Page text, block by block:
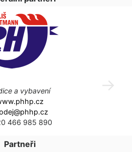
a vybavení
466 985 890
Partneři